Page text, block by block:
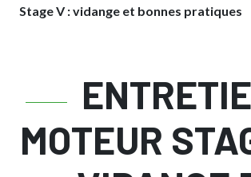
Stage V : vidange et bonnes pratiques
MOTEUR